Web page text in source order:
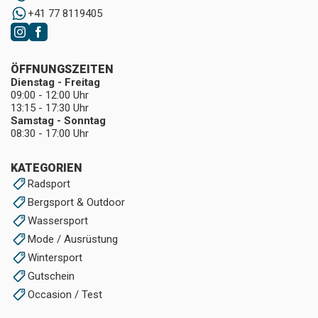
+41 77 8119405
KATEGORIEN
Radsport
Bergsport & Outdoor
Wassersport
Mode / Ausrüstung
Wintersport
Gutschein
Occasion / Test
ÖFFNUNGSZEITEN
Dienstag - Freitag
09:00 - 12:00 Uhr
13:15 - 17:30 Uhr
Samstag - Sonntag
08:30 - 17:00 Uhr